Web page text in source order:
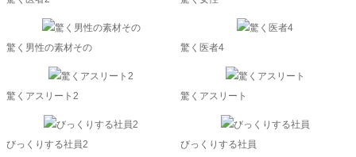
驚く男性の素材その 驚く医者4
驚くアスリート2 驚くアスリート
びっくりする社員2 びっくりする社員